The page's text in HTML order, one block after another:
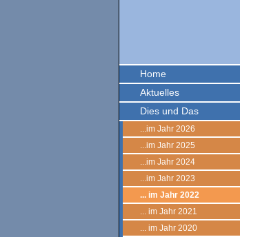
Home
Aktuelles
Dies und Das
...im Jahr 2026
...im Jahr 2025
...im Jahr 2024
...im Jahr 2023
... im Jahr 2022
... im Jahr 2021
... im Jahr 2020